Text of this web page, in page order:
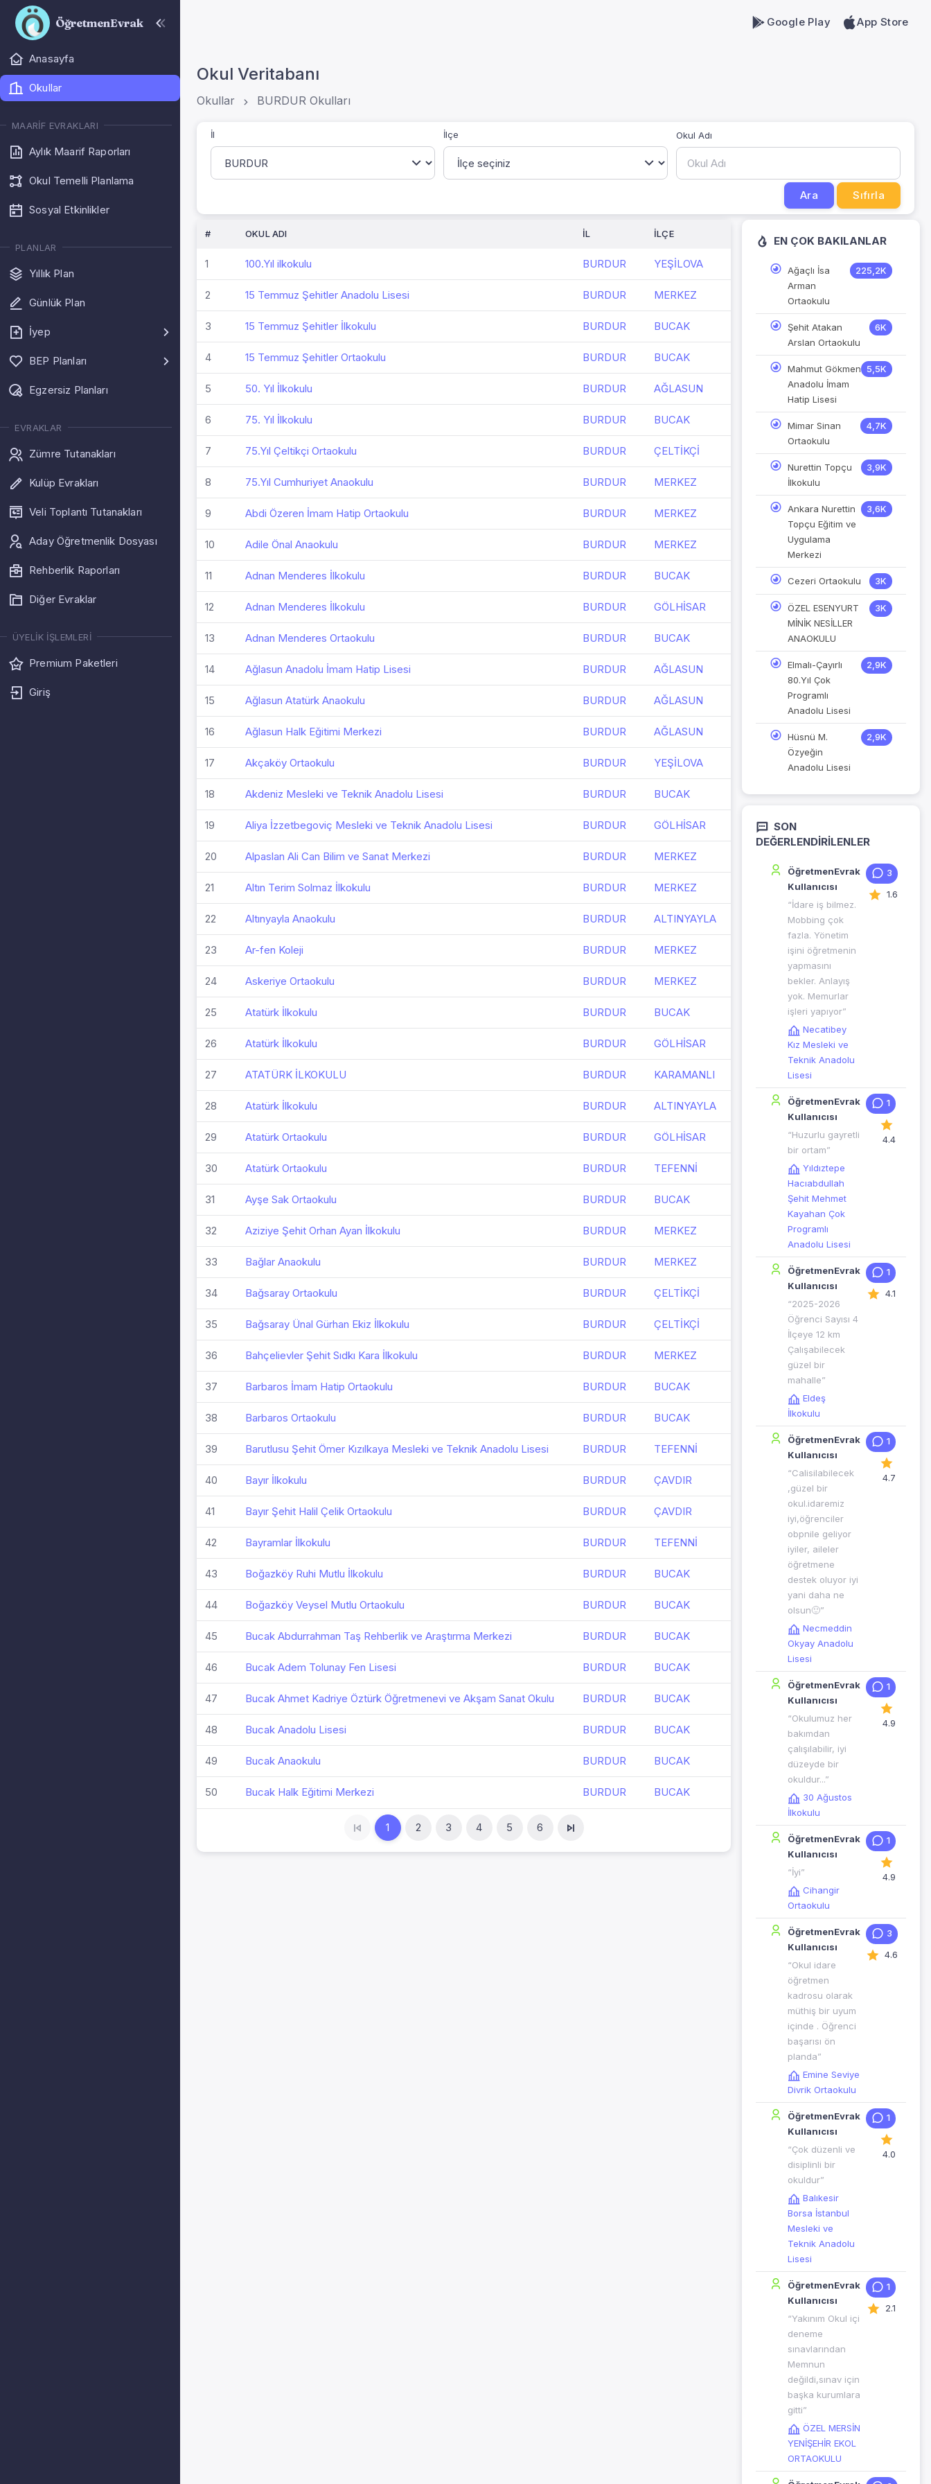
ÖğretmenEvrak
Anasayfa
Okullar
MAARIF EVRAKLARI
Aylık Maarif Raporları
Okul Temelli Planlama
Sosyal Etkinlikler
PLANLAR
Yıllık Plan
Günlük Plan
İyep
BEP Planları
Egzersiz Planları
EVRAKLAR
Zümre Tutanakları
Kulüp Evrakları
Veli Toplantı Tutanakları
Aday Öğretmenlik Dosyası
Rehberlik Raporları
Diğer Evraklar
ÜYELIK İŞLEMLERI
Premium Paketleri
Giriş
Google Play App Store
Okul Veritabanı
Okullar BURDUR Okulları
İl İlçe Okul Adı
Ara Sıfırla
# OKUL ADI İL İLÇE
1 100.Yıl ilkokulu BURDUR YEŞİLOVA
2 15 Temmuz Şehitler Anadolu Lisesi BURDUR MERKEZ
3 15 Temmuz Şehitler İlkokulu BURDUR BUCAK
4 15 Temmuz Şehitler Ortaokulu BURDUR BUCAK
5 50. Yıl İlkokulu BURDUR AĞLASUN
6 75. Yıl İlkokulu BURDUR BUCAK
7 75.Yıl Çeltikçi Ortaokulu BURDUR ÇELTİKÇİ
8 75.Yıl Cumhuriyet Anaokulu BURDUR MERKEZ
9 Abdi Özeren İmam Hatip Ortaokulu BURDUR MERKEZ
10 Adile Önal Anaokulu BURDUR MERKEZ
11 Adnan Menderes İlkokulu BURDUR BUCAK
12 Adnan Menderes İlkokulu BURDUR GÖLHİSAR
13 Adnan Menderes Ortaokulu BURDUR BUCAK
14 Ağlasun Anadolu İmam Hatip Lisesi BURDUR AĞLASUN
15 Ağlasun Atatürk Anaokulu BURDUR AĞLASUN
16 Ağlasun Halk Eğitimi Merkezi BURDUR AĞLASUN
17 Akçaköy Ortaokulu BURDUR YEŞİLOVA
18 Akdeniz Mesleki ve Teknik Anadolu Lisesi BURDUR BUCAK
19 Aliya İzzetbegoviç Mesleki ve Teknik Anadolu Lisesi BURDUR GÖLHİSAR
20 Alpaslan Ali Can Bilim ve Sanat Merkezi BURDUR MERKEZ
21 Altın Terim Solmaz İlkokulu BURDUR MERKEZ
22 Altınyayla Anaokulu BURDUR ALTINYAYLA
23 Ar-fen Koleji BURDUR MERKEZ
24 Askeriye Ortaokulu BURDUR MERKEZ
25 Atatürk İlkokulu BURDUR BUCAK
26 Atatürk İlkokulu BURDUR GÖLHİSAR
27 ATATÜRK İLKOKULU BURDUR KARAMANLI
28 Atatürk İlkokulu BURDUR ALTINYAYLA
29 Atatürk Ortaokulu BURDUR GÖLHİSAR
30 Atatürk Ortaokulu BURDUR TEFENNİ
31 Ayşe Sak Ortaokulu BURDUR BUCAK
32 Aziziye Şehit Orhan Ayan İlkokulu BURDUR MERKEZ
33 Bağlar Anaokulu BURDUR MERKEZ
34 Bağsaray Ortaokulu BURDUR ÇELTİKÇİ
35 Bağsaray Ünal Gürhan Ekiz İlkokulu BURDUR ÇELTİKÇİ
36 Bahçelievler Şehit Sıdkı Kara İlkokulu BURDUR MERKEZ
37 Barbaros İmam Hatip Ortaokulu BURDUR BUCAK
38 Barbaros Ortaokulu BURDUR BUCAK
39 Barutlusu Şehit Ömer Kızılkaya Mesleki ve Teknik Anadolu Lisesi BURDUR TEFENNİ
40 Bayır İlkokulu BURDUR ÇAVDIR
41 Bayır Şehit Halil Çelik Ortaokulu BURDUR ÇAVDIR
42 Bayramlar İlkokulu BURDUR TEFENNİ
43 Boğazköy Ruhi Mutlu İlkokulu BURDUR BUCAK
44 Boğazköy Veysel Mutlu Ortaokulu BURDUR BUCAK
45 Bucak Abdurrahman Taş Rehberlik ve Araştırma Merkezi BURDUR BUCAK
46 Bucak Adem Tolunay Fen Lisesi BURDUR BUCAK
47 Bucak Ahmet Kadriye Öztürk Öğretmenevi ve Akşam Sanat Okulu BURDUR BUCAK
48 Bucak Anadolu Lisesi BURDUR BUCAK
49 Bucak Anaokulu BURDUR BUCAK
50 Bucak Halk Eğitimi Merkezi BURDUR BUCAK
1 2 3 4 5 6
EN ÇOK BAKILANLAR
Ağaçlı İsa
Arman
Ortaokulu
225,2K
Şehit Atakan
Arslan Ortaokulu
6K
Mahmut Gökmen
Anadolu İmam
Hatip Lisesi
5,5K
Mimar Sinan
Ortaokulu
4,7K
Nurettin Topçu
İlkokulu
3,9K
Ankara Nurettin
Topçu Eğitim ve
Uygulama
Merkezi
3,6K
Cezeri Ortaokulu 3K
ÖZEL ESENYURT
MİNİK NESİLLER
ANAOKULU
3K
Elmalı-Çayırlı
80.Yıl Çok
Programlı
Anadolu Lisesi
2,9K
Hüsnü M.
Özyeğin
Anadolu Lisesi
2,9K
SON
DEĞERLENDIRILENLER
ÖğretmenEvrak
Kullanıcısı
“İdare iş bilmez.
Mobbing çok
fazla. Yönetim
işini öğretmenin
yapmasını
bekler. Anlayış
yok. Memurlar
işleri yapıyor”
Necatibey
Kız Mesleki ve
Teknik Anadolu
Lisesi
3
1.6
ÖğretmenEvrak
Kullanıcısı
“Huzurlu gayretli
bir ortam”
Yıldıztepe
Hacıabdullah
Şehit Mehmet
Kayahan Çok
Programlı
Anadolu Lisesi
1
4.4
ÖğretmenEvrak
Kullanıcısı
“2025-2026
Öğrenci Sayısı 4
İlçeye 12 km
Çalışabilecek
güzel bir
mahalle”
Eldeş
İlkokulu
1
4.1
ÖğretmenEvrak
Kullanıcısı
“Calisilabilecek
,güzel bir
okul.idaremiz
iyi,öğrenciler
obpnile geliyor
iyiler, aileler
öğretmene
destek oluyor iyi
yani daha ne
olsun🙂”
Necmeddin
Okyay Anadolu
Lisesi
1
4.7
ÖğretmenEvrak
Kullanıcısı
“Okulumuz her
bakımdan
çalışılabilir, iyi
düzeyde bir
okuldur...”
30 Ağustos
İlkokulu
1
4.9
ÖğretmenEvrak
Kullanıcısı
“İyi”
Cihangir
Ortaokulu
1
4.9
ÖğretmenEvrak
Kullanıcısı
“Okul idare
öğretmen
kadrosu olarak
müthiş bir uyum
içinde . Öğrenci
başarısı ön
planda”
Emine Seviye
Divrik Ortaokulu
3
4.6
ÖğretmenEvrak
Kullanıcısı
“Çok düzenli ve
disiplinli bir
okuldur”
Balıkesir
Borsa İstanbul
Mesleki ve
Teknik Anadolu
Lisesi
1
4.0
ÖğretmenEvrak
Kullanıcısı
“Yakınım Okul içi
deneme
sınavlarından
Memnun
değildi,sınav için
başka kurumlara
gitti”
ÖZEL MERSİN
YENİŞEHİR EKOL
ORTAOKULU
1
2.1